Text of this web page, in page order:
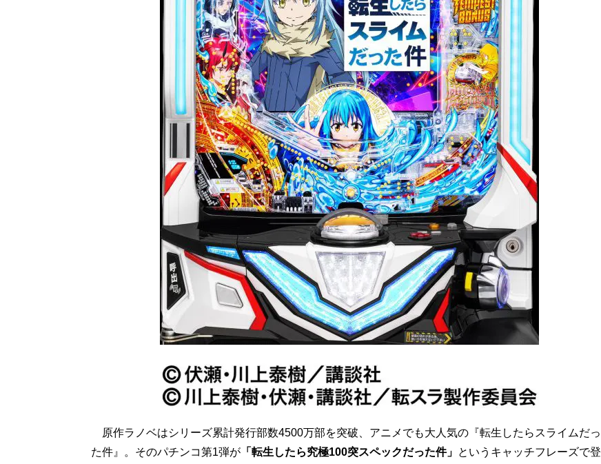
原作ラノベはシリーズ累計発行部数4500万部を突破、アニメでも大人気の『転生したらスライムだっ
た件』。そのパチンコ第1弾が「転生したら究極100突スペックだった件」 というキャッチフレーズで登